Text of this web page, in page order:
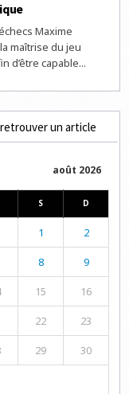
Maxime
maîtrise du jeu
d’être capable...
un article
août 2026
S D
1 2
8 9
15 16
22 23
29 30